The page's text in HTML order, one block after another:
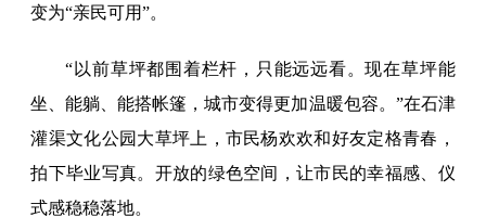
变为“亲民可用”。
“以前草坪都围着栏杆，只能远远看。现在草坪能
坐、能躺、能搭帐篷，城市变得更加温暖包容。”在石津
灌渠文化公园大草坪上，市民杨欢欢和好友定格青春，
拍下毕业写真。开放的绿色空间，让市民的幸福感、仪
式感稳稳落地。